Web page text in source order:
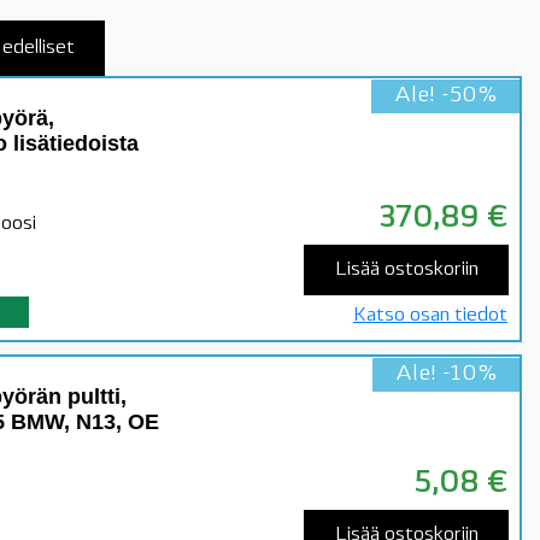
Ale! -50%
lisätiedoista
370,89 €
Lisää ostoskoriin
Katso osan tiedot
Ale! -10%
pultti,
N13, OE
5,08 €
Lisää ostoskoriin